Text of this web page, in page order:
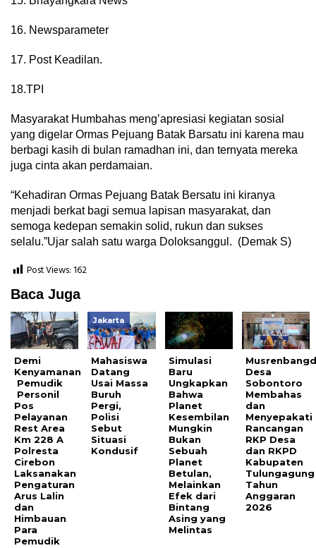
16. Newsparameter
17. Post Keadilan.
18.TPI
Masyarakat Humbahas meng’apresiasi kegiatan sosial
yang digelar Ormas Pejuang Batak Barsatu ini karena mau
berbagi kasih di bulan ramadhan ini, dan ternyata mereka
juga cinta akan perdamaian.
“Kehadiran Ormas Pejuang Batak Bersatu ini kiranya
menjadi berkat bagi semua lapisan masyarakat, dan
semoga kedepan semakin solid, rukun dan sukses
selalu.”Ujar salah satu warga Doloksanggul. (Demak S)
Post Views: 162
Baca Juga
Demi
Kenyamanan
Pemudik
Personil
Pos
Pelayanan
Rest Area
Km 228 A
Polresta
Cirebon
Laksanakan
Pengaturan
Arus Lalin
dan
Himbauan
Para
Pemudik
Jakarta
Mahasiswa
Datang
Usai Massa
Buruh
Pergi,
Polisi
Sebut
Situasi
Kondusif
Simulasi
Baru
Ungkapkan
Bahwa
Planet
Kesembilan
Mungkin
Bukan
Sebuah
Planet
Betulan,
Melainkan
Efek dari
Bintang
Asing yang
Melintas
Desa
Sobontoro
Membahas
dan
Menyepakati
Rancangan
RKP Desa
dan RKPD
Kabupaten
Tulungagung
Tahun
Anggaran
2026